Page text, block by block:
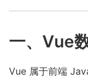
一、Vue
Vue 属于前端